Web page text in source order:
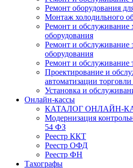
Ремонт оборудования
Монтаж холодильного
Ремонт и обслуживание
оборудования
Ремонт и обслуживание
оборудования
Ремонт и обслуживание
Проектирование и
автоматизации торговли
Установка и
Онлайн-кассы
КАТАЛОГ ОНЛАЙН-
Модернизация
54 ФЗ
Реестр ККТ
Реестр ОФД
Реестр ФН
Тахографы